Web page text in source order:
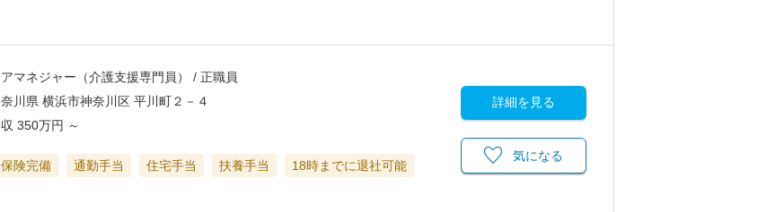
マネジャー（介護支援専門員） / 正職員
川県 横浜市神奈川区 平川町２－４
350万円 ～
険完備 通勤手当 住宅手当 扶養手当 18時までに退社可能
詳細を見る
気になる